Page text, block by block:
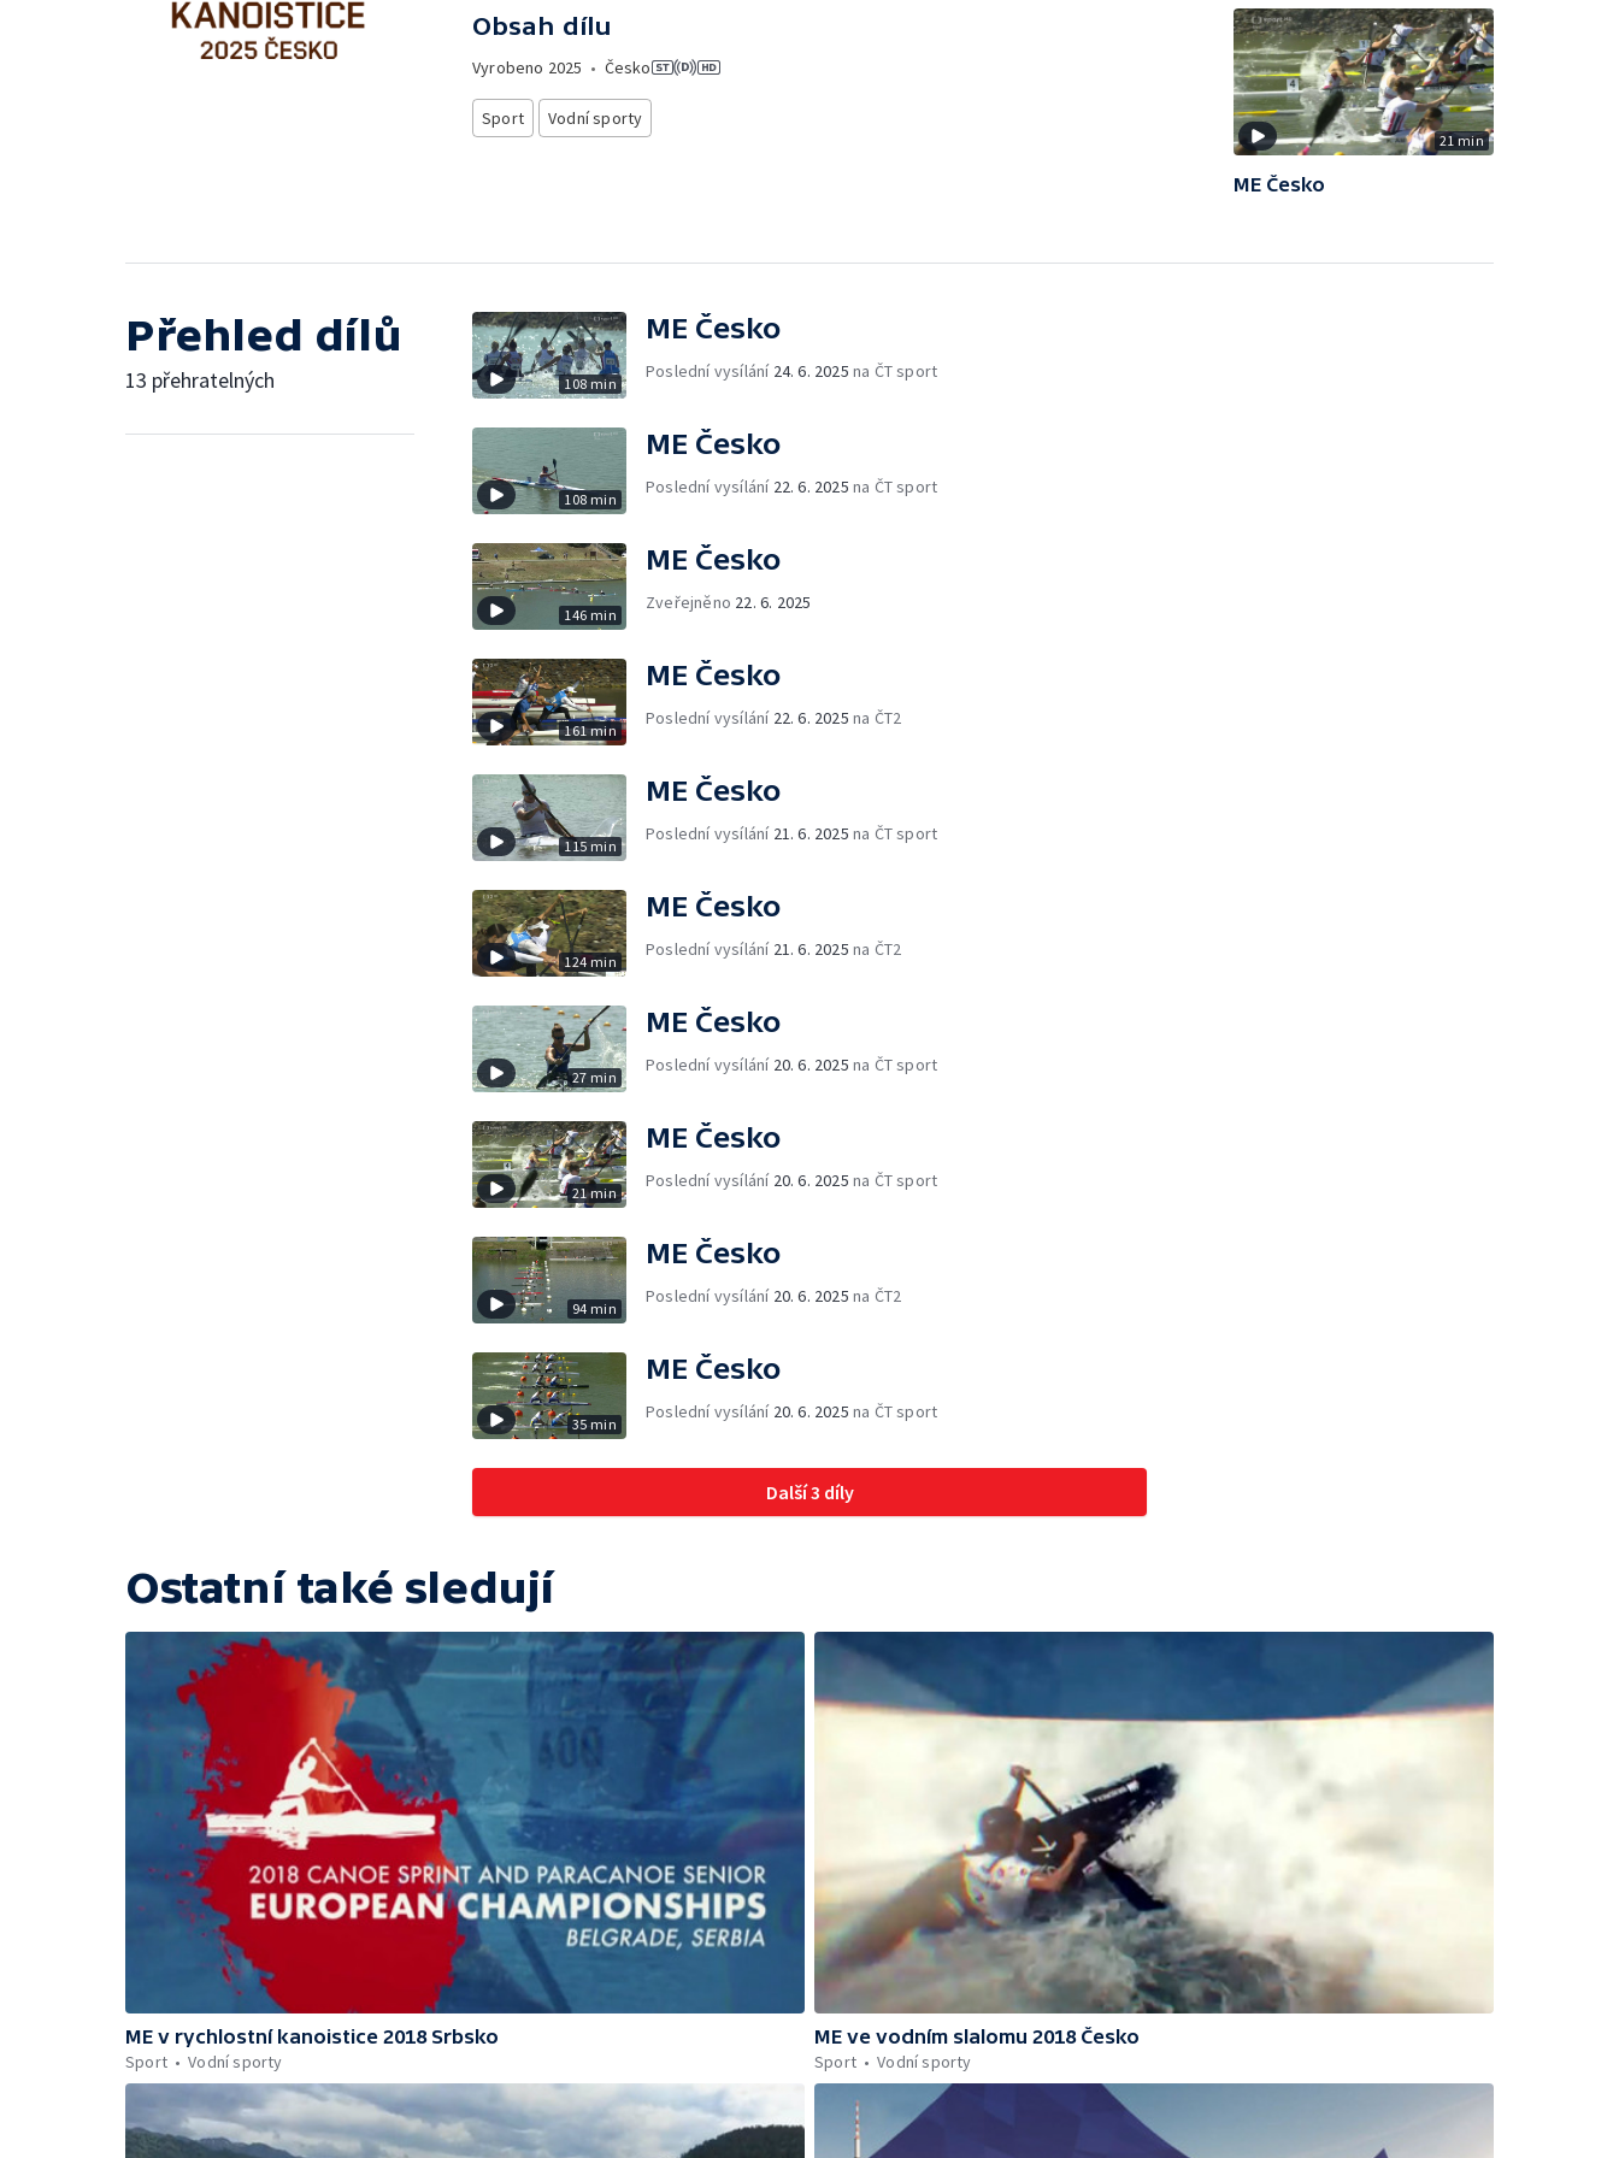
Obsah dílu
Vyrobeno 2025 • Česko
Sport Vodní sporty
21 min
ME Česko
Přehled dílů
13 přehratelných 108 min
ME Česko
Poslední vysílání 24. 6. 2025 na ČT sport
108 min
ME Česko
Poslední vysílání 22. 6. 2025 na ČT sport
146 min
ME Česko
Zveřejněno 22. 6. 2025
161 min
ME Česko
Poslední vysílání 22. 6. 2025 na ČT2
115 min
ME Česko
Poslední vysílání 21. 6. 2025 na ČT sport
124 min
ME Česko
Poslední vysílání 21. 6. 2025 na ČT2
27 min
ME Česko
Poslední vysílání 20. 6. 2025 na ČT sport
21 min
ME Česko
Poslední vysílání 20. 6. 2025 na ČT sport
94 min
ME Česko
Poslední vysílání 20. 6. 2025 na ČT2
35 min
ME Česko
Poslední vysílání 20. 6. 2025 na ČT sport
Další 3 díly
Ostatní také sledují
ME v rychlostní kanoistice 2018 Srbsko
Sport
Vodní sporty
ME ve vodním slalomu 2018 Česko
Sport
Vodní sporty